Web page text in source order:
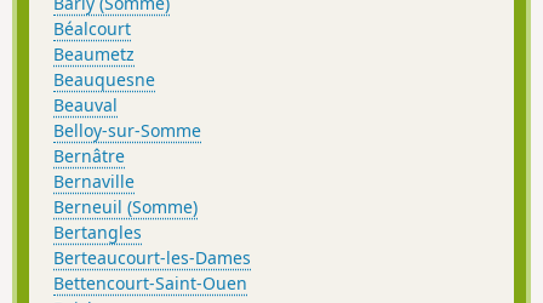
Béalcourt
Beaumetz
Beauquesne
Beauval
Belloy-sur-Somme
Bernâtre
Bernaville
Berneuil (Somme)
Bertangles
Berteaucourt-les-Dames
Bettencourt-Saint-Ouen